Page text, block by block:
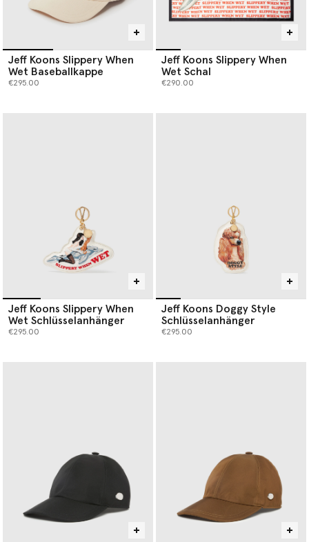
Jeff Koons Slippery When
Wet Baseballkappe
€295.00
Jeff Koons Slippery When
Wet Schal
€290.00
Jeff Koons Slippery When
Wet Schlüsselanhänger
€295.00
Jeff Koons Doggy Style
Schlüsselanhänger
€295.00